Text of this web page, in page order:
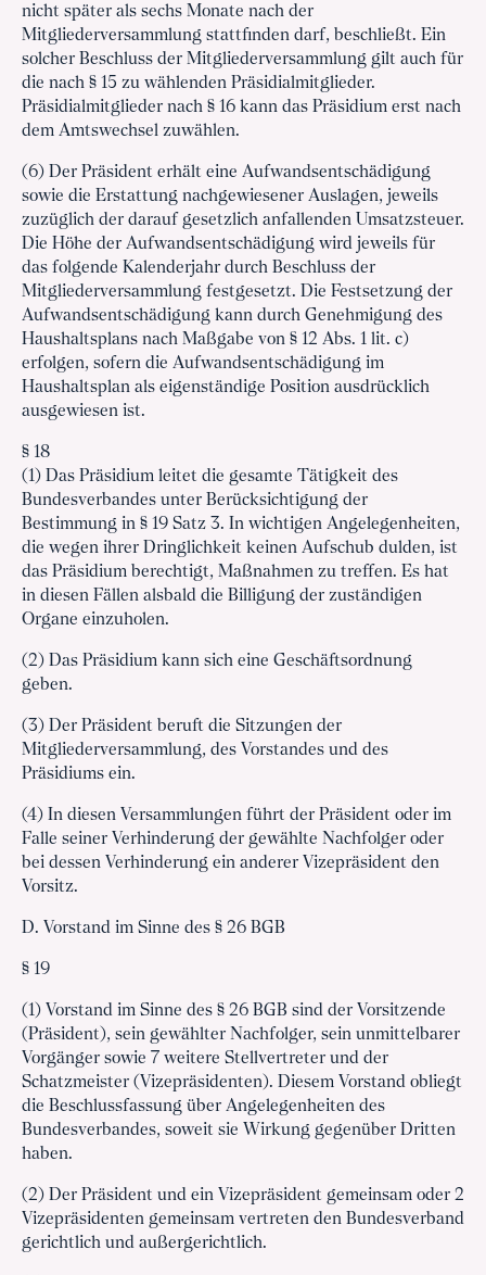
nicht später als sechs Monate nach der
Mitgliederversammlung stattfinden darf, beschließt. Ein
solcher Beschluss der Mitgliederversammlung gilt auch für
die nach § 15 zu wählenden Präsidialmitglieder.
Präsidialmitglieder nach § 16 kann das Präsidium erst nach
dem Amtswechsel zuwählen.
(6) Der Präsident erhält eine Aufwandsentschädigung
sowie die Erstattung nachgewiesener Auslagen, jeweils
zuzüglich der darauf gesetzlich anfallenden Umsatzsteuer.
Die Höhe der Aufwandsentschädigung wird jeweils für
das folgende Kalenderjahr durch Beschluss der
Mitgliederversammlung festgesetzt. Die Festsetzung der
Aufwandsentschädigung kann durch Genehmigung des
Haushaltsplans nach Maßgabe von § 12 Abs. 1 lit. c)
erfolgen, sofern die Aufwandsentschädigung im
Haushaltsplan als eigenständige Position ausdrücklich
ausgewiesen ist.
§ 18
(1) Das Präsidium leitet die gesamte Tätigkeit des
Bundesverbandes unter Berücksichtigung der
Bestimmung in § 19 Satz 3. In wichtigen Angelegenheiten,
die wegen ihrer Dringlichkeit keinen Aufschub dulden, ist
das Präsidium berechtigt, Maßnahmen zu treffen. Es hat
in diesen Fällen alsbald die Billigung der zuständigen
Organe einzuholen.
(2) Das Präsidium kann sich eine Geschäftsordnung
geben.
(3) Der Präsident beruft die Sitzungen der
Mitgliederversammlung, des Vorstandes und des
Präsidiums ein.
(4) In diesen Versammlungen führt der Präsident oder im
Falle seiner Verhinderung der gewählte Nachfolger oder
bei dessen Verhinderung ein anderer Vizepräsident den
Vorsitz.
D. Vorstand im Sinne des § 26 BGB
§ 19
(1) Vorstand im Sinne des § 26 BGB sind der Vorsitzende
(Präsident), sein gewählter Nachfolger, sein unmittelbarer
Vorgänger sowie 7 weitere Stellvertreter und der
Schatzmeister (Vizepräsidenten). Diesem Vorstand obliegt
die Beschlussfassung über Angelegenheiten des
Bundesverbandes, soweit sie Wirkung gegenüber Dritten
haben.
(2) Der Präsident und ein Vizepräsident gemeinsam oder 2
Vizepräsidenten gemeinsam vertreten den Bundesverband
gerichtlich und außergerichtlich.